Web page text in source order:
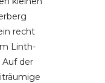
recht
Linth-
Auf der